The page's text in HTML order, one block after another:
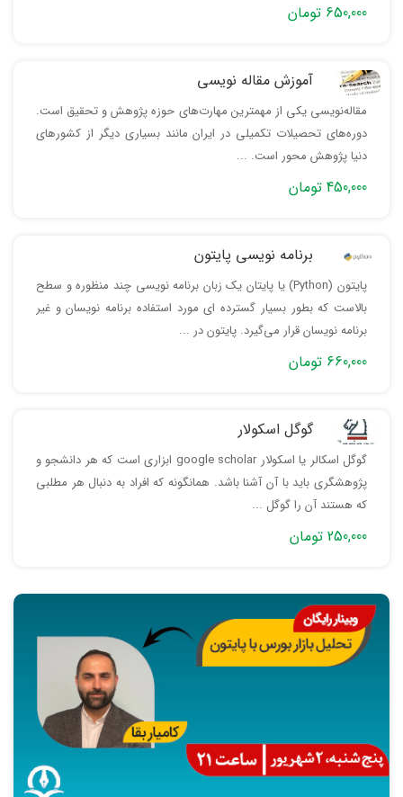
650,000 تومان
آموزش مقاله نویسی
مقاله‌نویسی یکی از مهمترین مهارت‌های حوزه پژوهش و تحقیق است.
دوره‌های تحصیلات تکمیلی در ایران مانند بسیاری دیگر از کشورهای
دنیا پژوهش محور است. ...
450,000 تومان
برنامه نویسی پایتون
پایتون (Python) یا پایتان یک زبان برنامه نویسی چند منظوره و سطح
بالاست که بطور بسیار گسترده ای مورد استفاده برنامه نویسان و غیر
برنامه نویسان قرار می‌گیرد. پایتون در ...
660,000 تومان
گوگل اسکولار
گوگل اسکالر یا اسکولار google scholar ابزاری است که هر دانشجو و
پژوهشگری باید با آن آشنا باشد. همانگونه که افراد به دنبال هر مطلبی
که هستند آن را گوگل ...
250,000 تومان